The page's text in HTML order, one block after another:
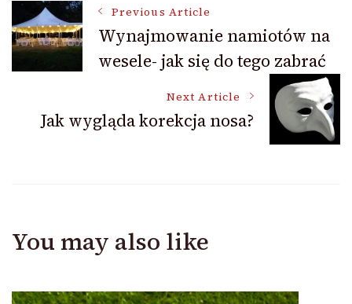
Post
Navigation
Previous Article
Wynajmowanie namiotów na
wesele- jak się do tego zabrać
Next Article
Jak wygląda korekcja nosa?
You may also like